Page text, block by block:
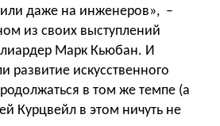
даже на инженеров», –
из своих выступлений
Марк Кьюбан. И
развитие искусственного
в том же темпе (а
Курцвейл в этом ничуть не